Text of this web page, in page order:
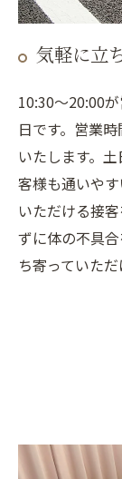
気軽に立
10:30〜20:00
日です。営業
いたします。
客様も通いや
いただける接
ずに体の不具
ち寄っていた